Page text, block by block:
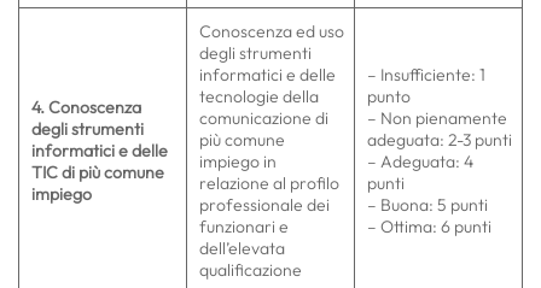
4. Conoscenza
degli strumenti
informatici e delle
TIC di più comune
impiego
Conoscenza ed uso
degli strumenti
informatici e delle
tecnologie della
comunicazione di
più comune
impiego in
relazione al profilo
professionale dei
funzionari e
dell’elevata
qualificazione
– Insufficiente: 1
punto
– Non pienamente
adeguata: 2-3 punti
– Adeguata: 4
punti
– Buona: 5 punti
– Ottima: 6 punti